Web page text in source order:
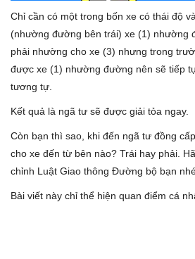
Chỉ cần có một trong bốn xe có thái độ
(nhường đường bên trái) xe (1) nhường
phải nhường cho xe (3) nhưng trong
được xe (1) nhường đường nên sẽ tiếp
tương tự.
Kết quả là ngã tư sẽ được giải tỏa ngay.
Còn bạn thì sao, khi đến ngã tư đồng
cho xe đến từ bên nào? Trái hay phải.
chỉnh Luật Giao thông Đường bộ bạn
Bài viết này chỉ thể hiện quan điểm cá